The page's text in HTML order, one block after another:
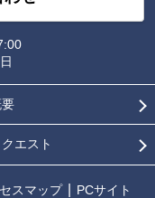
エスト
スマップ
PCサイト